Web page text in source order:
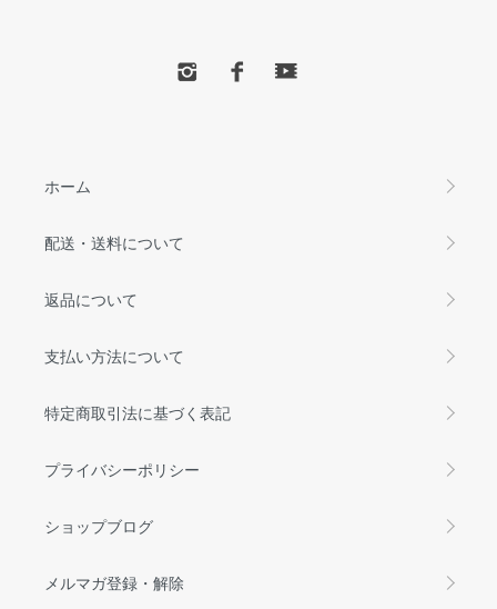
ホーム
配送・送料について
返品について
支払い方法について
特定商取引法に基づく表記
プライバシーポリシー
ショップブログ
メルマガ登録・解除